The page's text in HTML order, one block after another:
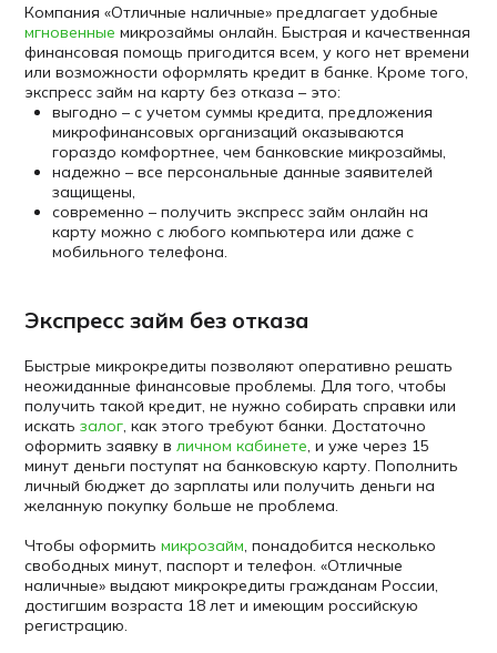
Компания «Отличные наличные» предлагает удобные
мгновенные микрозаймы онлайн. Быстрая и качественная
финансовая помощь пригодится всем, у кого нет времени
или возможности оформлять кредит в банке. Кроме того,
экспресс займ на карту без отказа – это:
выгодно – с учетом суммы кредита, предложения
микрофинансовых организаций оказываются
гораздо комфортнее, чем банковские микрозаймы,
надежно – все персональные данные заявителей
защищены,
современно – получить экспресс займ онлайн на
карту можно с любого компьютера или даже с
мобильного телефона.
Экспресс займ без отказа
Быстрые микрокредиты позволяют оперативно решать
неожиданные финансовые проблемы. Для того, чтобы
получить такой кредит, не нужно собирать справки или
искатьзалог, как этого требуют банки. Достаточно
оформить заявку вличном кабинете, и уже через 15
минут деньги поступят на банковскую карту. Пополнить
личный бюджет до зарплаты или получить деньги на
желанную покупку больше не проблема.
Чтобы оформитьмикрозайм, понадобится несколько
свободных минут, паспорт и телефон. «Отличные
наличные» выдают микрокредиты гражданам России,
достигшим возраста 18 лет и имеющим российскую
регистрацию.